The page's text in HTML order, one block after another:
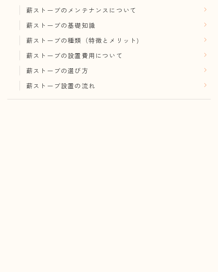
薪ストーブのメンテナンスについて
薪ストーブの基礎知識
薪ストーブの種類（特徴とメリット)
薪ストーブの設置費用について
薪ストーブの選び方
薪ストーブ設置の流れ